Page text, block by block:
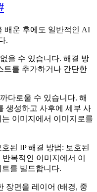
배운 후에도 일반적인 AI
.
을 수 있습니다. 해결 방
트를 추가하거나 간단한
다로울 수 있습니다. 해
생성하고 사후에 세부 사
이미지에서 이미지로를
된 IP 해결 방법: 보호된
복적인 이미지에서 이
를 빌드합니다.
장면을 레이어 (배경, 중